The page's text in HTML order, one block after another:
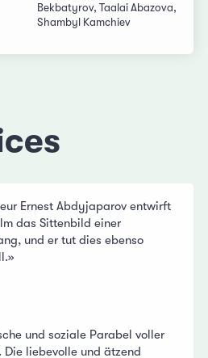
Bekbatyrov, Taalai Abazova,
Shambyl Kamchiev
Ernest Abdyjaparov entwirft
das Sittenbild einer
und er tut dies ebenso
und soziale Parabel voller
liebevolle und ätzend